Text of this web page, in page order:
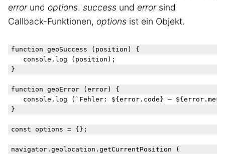
errorund options. success und errorsind
Callback-Funktionen, options ist ein Objekt.
function geoSuccess (position) {
   console.log (position);
}
function geoError (error) {
console.log (`Fehler: ${error.code} –
}
const options = {};
navigator.geolocation.getCurrentPosition (